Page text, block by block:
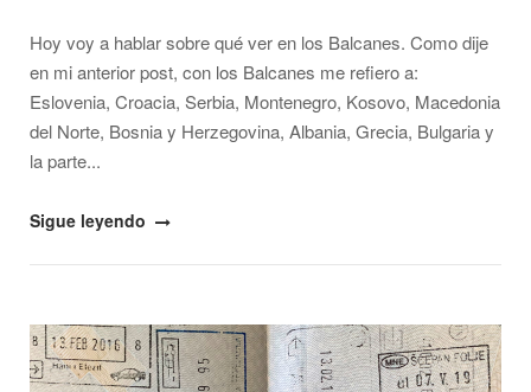
Hoy voy a hablar sobre qué ver en los Balcanes. Como dije
en mi anterior post, con los Balcanes me refiero a:
Eslovenia, Croacia, Serbia, Montenegro, Kosovo, Macedonia
del Norte, Bosnia y Herzegovina, Albania, Grecia, Bulgaria y
la parte...
"¿Qué
Balcanes?"
Sigue leyendo
Open post